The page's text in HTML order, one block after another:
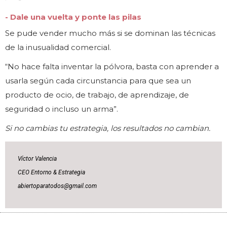
- Dale una vuelta y ponte las pilas
Se pude vender mucho más si se dominan las técnicas
de la inusualidad comercial.
“No hace falta inventar la pólvora, basta con aprender a
usarla según cada circunstancia para que sea un
producto de ocio, de trabajo, de aprendizaje, de
seguridad o incluso un arma”.
Si no cambias tu estrategia, los resultados no cambian.
Víctor Valencia
CEO Entorno & Estrategia
abiertoparatodos@gmail.com